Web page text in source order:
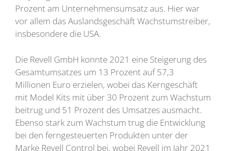
Prozent am Unternehmensumsatz aus. Hier war
vor allem das Auslandsgeschäft Wachstumstreiber,
insbesondere die USA.
Die Revell GmbH konnte 2021 eine Steigerung des
Gesamtumsatzes um 13 Prozent auf 57,3
Millionen Euro erzielen, wobei das Kerngeschäft
mit Model Kits mit über 30 Prozent zum Wachstum
beitrug und 51 Prozent des Umsatzes ausmacht.
Ebenso stark zum Wachstum trug die Entwicklung
bei den ferngesteuerten Produkten unter der
Marke Revell Control bei, wobei Revell im Jahr 2021